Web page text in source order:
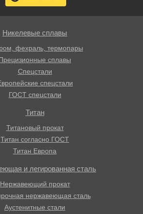
Никелевые сплавы
фехраль, термопары
сплавы
Спецстали
спецстали
ГОСТ спецстали
Титан
Титановый прокат
Титан согласно ГОСТ
Титан Европа
и легированная сталь
Нержавеющий прокат
нержавеющая сталь
Аустенитные стали